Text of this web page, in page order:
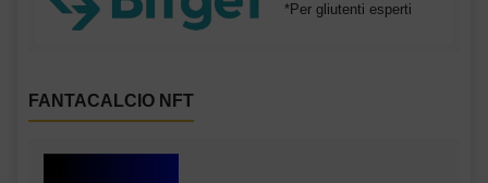
*Per gliutenti esperti
FANTACALCIO NFT